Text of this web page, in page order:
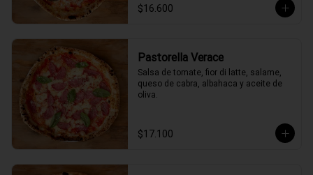
$16.600
Pastorella Verace
Salsa de tomate, fior di latte, salame,
queso de cabra, albahaca y aceite de
oliva.
$17.100